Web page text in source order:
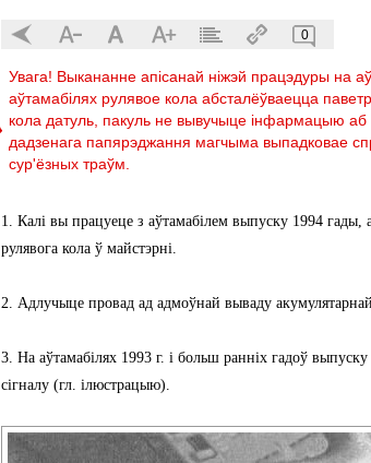
0
Увага! Выкананне апісанай ніжэй працэдуры на
аўтамабілях рулявое кола абсталёўваецца
кола датуль, пакуль не вывучыце інфармацыю
дадзенага папярэджання магчыма выпадковае
сур'ёзных траўм.
1. Калі вы працуеце з аўтамабілем выпуску 1994
рулявога кола ў майстэрні.
2. Адлучыце провад ад адмоўнай вываду акумулятарнай
3. На аўтамабілях 1993 г. і больш ранніх гадоў
сігналу (гл. ілюстрацыю).